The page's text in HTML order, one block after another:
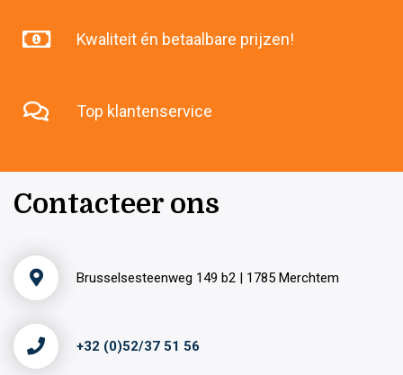
Kwaliteit én betaalbare prijzen!
Top klantenservice
Contacteer ons
Brusselsesteenweg 149 b2 | 1785 Merchtem
+32 (0)52/37 51 56